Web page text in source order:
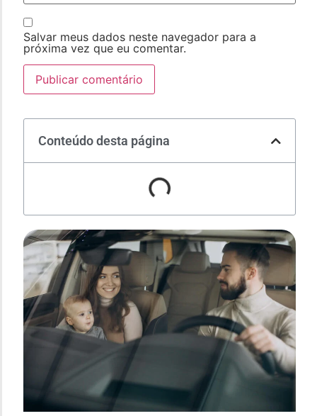
Salvar meus dados neste navegador para a
próxima vez que eu comentar.
Conteúdo desta página